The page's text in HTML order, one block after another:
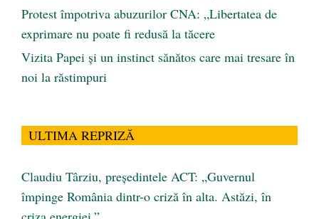
Protest împotriva abuzurilor CNA: „Libertatea de
exprimare nu poate fi redusă la tăcere
Vizita Papei și un instinct sănătos care mai tresare în
noi la răstimpuri
ULTIMA REPRIZĂ
Claudiu Târziu, președintele ACT: „Guvernul
împinge România dintr-o criză în alta. Astăzi, în